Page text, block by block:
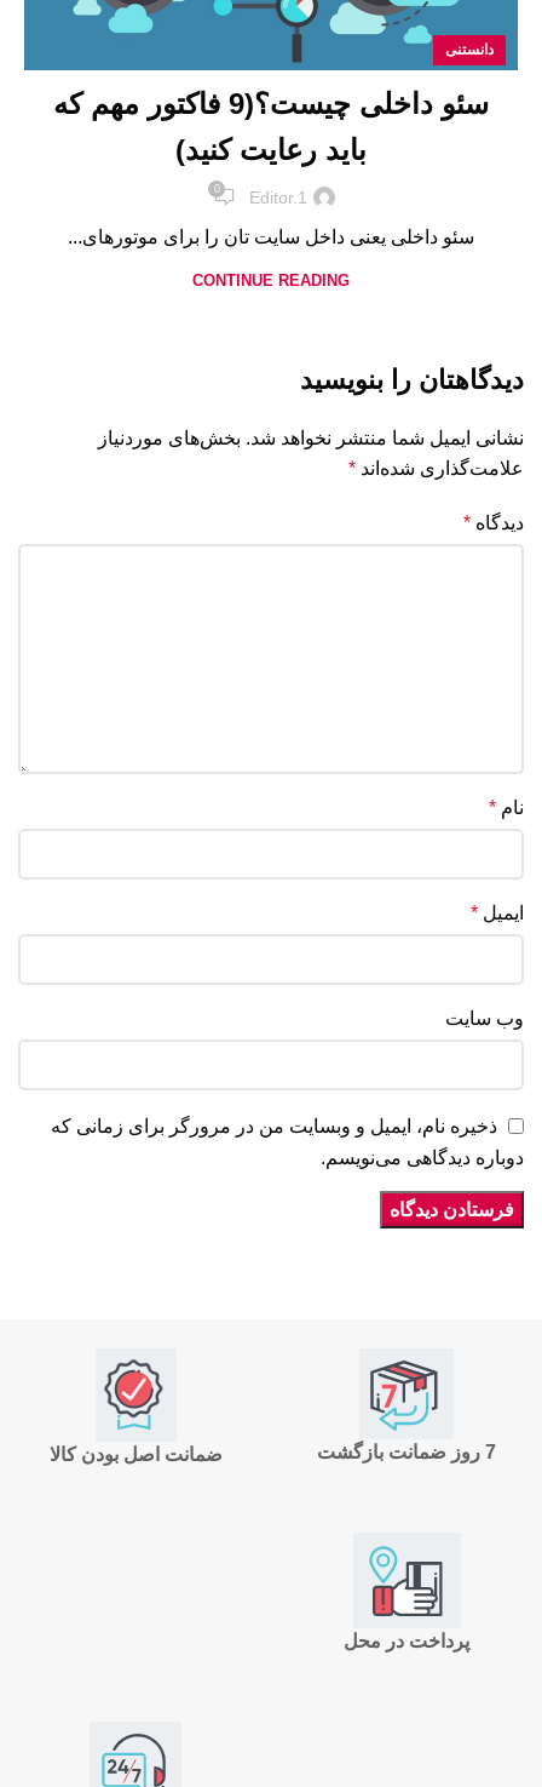
دانستنی
سئو داخلی چیست؟(9 فاکتور مهم که
باید رعایت کنید)
Editor.1
0
سئو داخلی یعنی داخل سایت تان را برای موتورهای...
CONTINUE READING
دیدگاهتان را بنویسید
نشانی ایمیل شما منتشر نخواهد شد. بخش‌های موردنیاز
علامت‌گذاری شده‌اند *
دیدگاه *
نام *
ایمیل *
وب‌ سایت
ذخیره نام، ایمیل و وبسایت من در مرورگر برای زمانی که
دوباره دیدگاهی می‌نویسم.
ضمانت اصل بودن کالا 7 روز ضمانت بازگشت
پرداخت در محل